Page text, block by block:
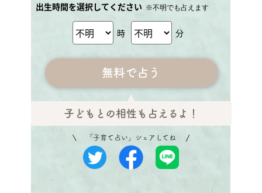
出生時間を選択してください ※不明でも占えます
時 分
子どもとの相性も占えるよ！
「子育て占い」シェアしてね